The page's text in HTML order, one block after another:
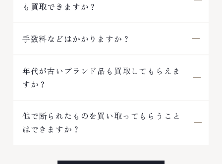
も買取できますか？
手数料などはかかりますか？
年代が古いブランド品も買取してもらえま
すか？
他で断られたものを買い取ってもらうこと
はできますか？